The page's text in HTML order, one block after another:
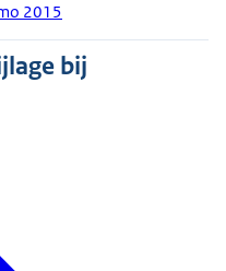
2015
bij